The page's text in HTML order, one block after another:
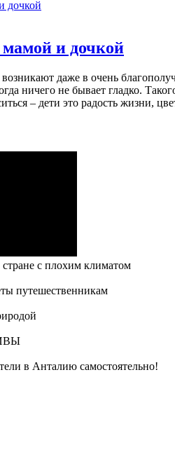
и дочкой
даже в очень
ничего не бывает гладко.
– дети это радость жизни,
с плохим климатом
путешественникам
в Анталию самостоятельно!